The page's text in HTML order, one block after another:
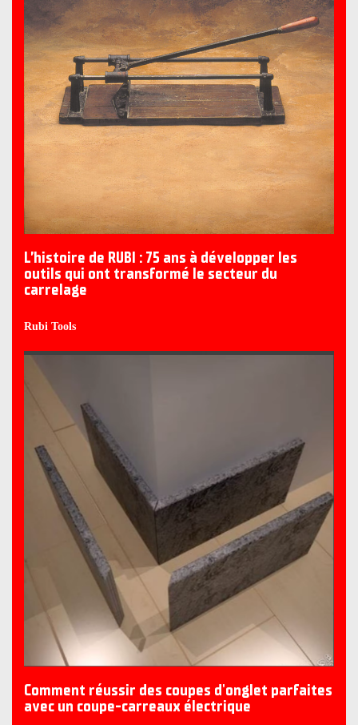
L’histoire de RUBI : 75 ans à développer les
outils qui ont transformé le secteur du
carrelage
Rubi Tools
Comment réussir des coupes d'onglet parfaites
avec un coupe-carreaux électrique